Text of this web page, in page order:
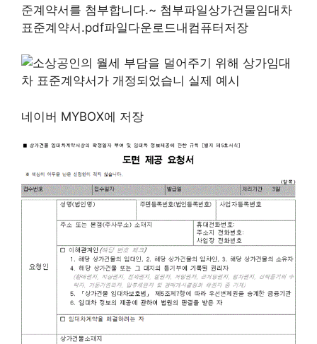
준계약서를 첨부합니다.~ 첨부파일상가건물임대차
표준계약서.pdf파일다운로드내컴퓨터저장
네이버 MYBOX에 저장